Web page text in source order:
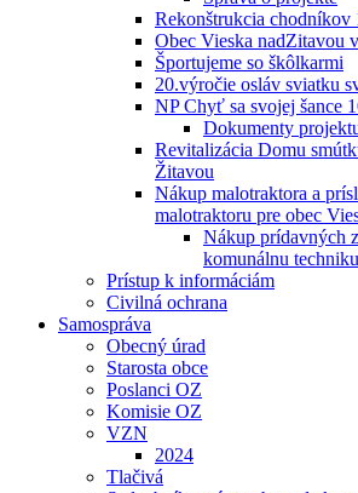
Rekonštrukcia chodníkov
Obec Vieska nadZitavou
Športujeme so škôlkarmi
20.výročie osláv sviatku
NP Chyť sa svojej šance
Dokumenty
Revitalizácia Domu
Žitavou
Nákup malotraktora a
malotraktoru pre obec
Nákup prídavných
komunálnu techniku
Prístup k informáciám
Civilná ochrana
Samospráva
Obecný úrad
Starosta obce
Poslanci OZ
Komisie OZ
VZN
2024
Tlačivá